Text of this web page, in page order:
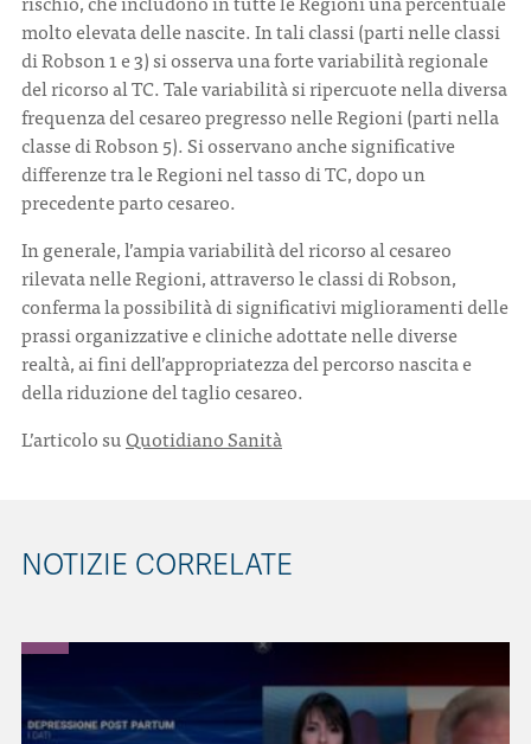
molto elevata delle nascite. In tali classi (parti nelle classi
di Robson 1 e 3) si osserva una forte variabilità regionale
del ricorso al TC. Tale variabilità si ripercuote nella diversa
frequenza del cesareo pregresso nelle Regioni (parti nella
classe di Robson 5). Si osservano anche significative
differenze tra le Regioni nel tasso di TC, dopo un
precedente parto cesareo.
In generale, l’ampia variabilità del ricorso al cesareo
rilevata nelle Regioni, attraverso le classi di Robson,
conferma la possibilità di significativi miglioramenti delle
prassi organizzative e cliniche adottate nelle diverse
realtà, ai fini dell’appropriatezza del percorso nascita e
della riduzione del taglio cesareo.
L’articolo suQuotidiano Sanità
NOTIZIE CORRELATE